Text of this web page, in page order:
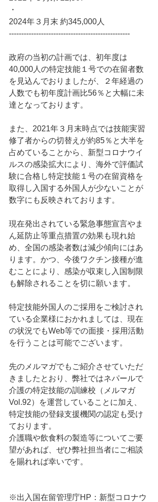
・
2024年３月末 約345,000人
-------------------------------------------------
政府の当初の計画では、初年度は
40,000人の特定技能１号での在留者数
を見込んでおりましたが、２年経過の
人数でも初年度計画比56％と大幅に未
達となっております。
また、2021年３月末時点では技能実習
修了者からの切替えが約85％と大半を
占めていることから、新型コロナウイ
ルスの感染拡大により、海外で評価試
験に合格し特定技能１号の在留資格を
取得し入国する外国人が少ないことが
数字にも反映されております。
現在発出されている緊急事態宣言やま
ん延防止等重点措置の効果も現れ始
め、全国の感染者数は減少傾向にはあ
ります。かつ、今後ワクチン接種が進
むことにより、感染が収束し入国制限
も解除されることを切に願います。
特定技能外国人のご採用をご検討され
ている企業様におかれましては、現在
の状況でもWeb等での面接・採用活動
を行うことは可能でございます。
先のメルマガでもご紹介させていただ
きましたとおり、弊社ではネパールで
介護の特定技能の訓練校（メルマガ
Vol.92）を運営していることに加え、
特定技能の登録支援機関の認定も受け
ております。
介護職や飲食料の製造等についてご要
望があれば、ぜひ弊社担当者にご相談
を賜れれば幸いです。
※出入国在留管理庁HP：新型コロナウ